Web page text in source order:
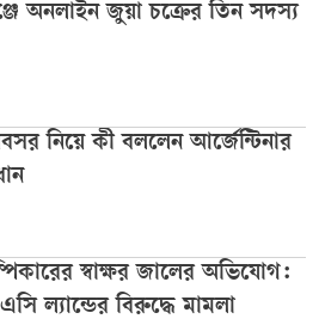
অনলাইন জুয়া চক্রের তিন সদস্য
নিয়ে কী বললেন আর্জেন্টিনার
স্বাক্ষর জালের অভিযোগ:
ল্যান্ডের বিরুদ্ধে মামলা